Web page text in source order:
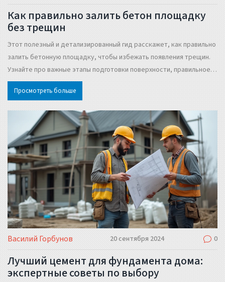
Как правильно залить бетон площадку
без трещин
Этот полезный и детализированный гид расскажет, как правильно
залить бетонную площадку, чтобы избежать появления трещин.
Узнайте про важные этапы подготовки поверхности, правильное
изготовление бетона и тонкости процесса заливки. Следуя этим
советам, можно добиться долговечности и высоких
Просмотреть больше
Василий Горбунов 20 сентября 2024 0
Лучший цемент для фундамента дома:
экспертные советы по выбору